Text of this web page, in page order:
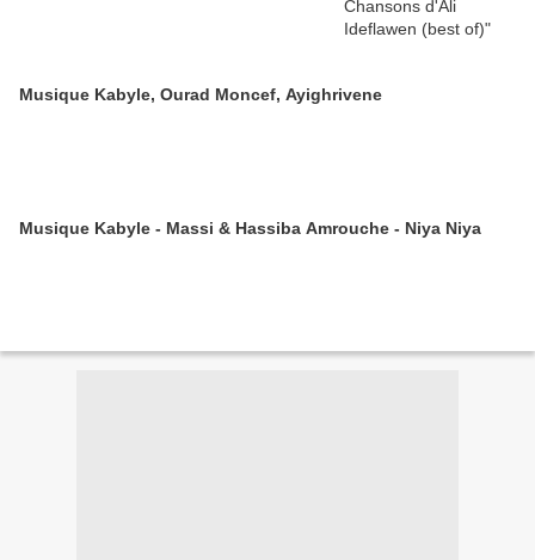
Musique Kabyle, Ourad Moncef, Ayighrivene
Musique Kabyle - Massi & Hassiba Amrouche - Niya Niya